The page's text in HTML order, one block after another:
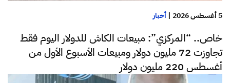
5 أغسطس 2026 | أخبار
خاص.. “المركزي”: مبيعات الكاش للدولار اليوم فقط
تجاوزت 72 مليون دولار ومبيعات الأسبوع الأول من
أغسطس 220 مليون دولار